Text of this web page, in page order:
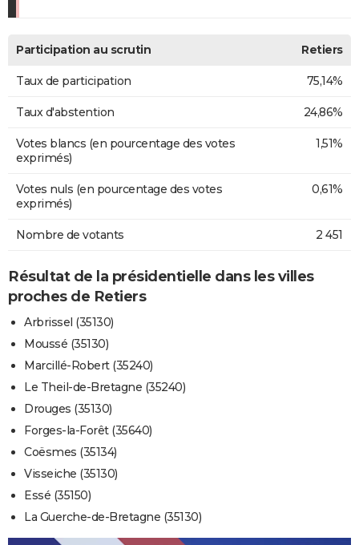
Participation au scrutin Retiers
Taux de participation 75,14%
Taux d'abstention 24,86%
Votes blancs (en pourcentage des votes
exprimés)
1,51%
Votes nuls (en pourcentage des votes
exprimés)
0,61%
Nombre de votants 2 451
Résultat de la présidentielle dans les villes
proches de Retiers
Arbrissel (35130)
Moussé (35130)
Marcillé-Robert (35240)
Le Theil-de-Bretagne (35240)
Drouges (35130)
Forges-la-Forêt (35640)
Coësmes (35134)
Visseiche (35130)
Essé (35150)
La Guerche-de-Bretagne (35130)